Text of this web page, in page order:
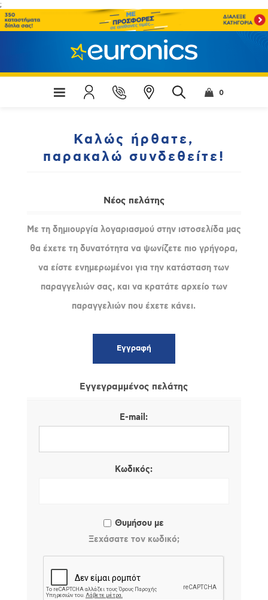
;
0
Καλώς ήρθατε,
παρακαλώ συνδεθείτε!
Νέος πελάτης
Με τη δημιουργία λογαριασμού στην ιστοσελίδα μας
θα έχετε τη δυνατότητα να ψωνίζετε πιο γρήγορα,
να είστε ενημερωμένοι για την κατάσταση των
παραγγελιών σας, και να κρατάτε αρχείο των
παραγγελιών που έχετε κάνει.
Εγγεγραμμένος πελάτης
E-mail:
Κωδικός:
Θυμήσου με
Ξεχάσατε τον κωδικό;